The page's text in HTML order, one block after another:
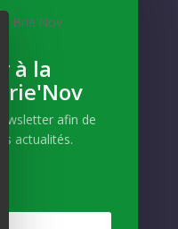
le
!
à la
afin de
actualités.